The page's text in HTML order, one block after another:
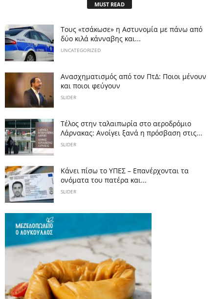
MUST READ
Τους «τσάκωσε» η Αστυνομία με πάνω από
δύο κιλά κάνναβης και...
UNCATEGORIZED
Ανασχηματισμός από τον ΠτΔ: Ποιοι μένουν
και ποιοι φεύγουν
SLIDER
Tέλος στην ταλαιπωρία στο αεροδρόμιο
Λάρνακας: Ανοίγει ξανά η πρόσβαση στις...
SLIDER
Κάνει πίσω το ΥΠΕΣ – Επανέρχονται τα
ονόματα του πατέρα και...
SLIDER